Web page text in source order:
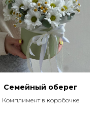
Семейный оберег
Комплимент в коробочке